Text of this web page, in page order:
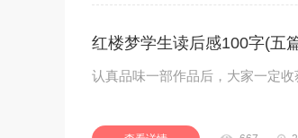
红楼梦学生读后感100字(五
认真品味一部作品后，大家一定